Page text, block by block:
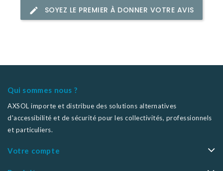
SOYEZ LE PREMIER À DONNER VOTRE AVIS
Qui sommes nous ?
AXSOL importe et distribue des solutions alternatives
d'accessibilité et de sécurité pour les collectivités, professionnels
et particuliers.
Votre compte